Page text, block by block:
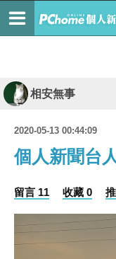
相安無事
2020-05-13 00:44:09
個人新聞台
留言 11 收藏 0